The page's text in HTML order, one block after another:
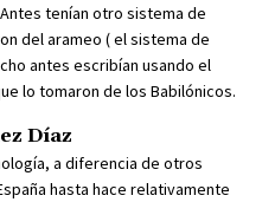
tenían otro sistema de
del arameo ( el sistema de
antes escribían usando el
lo tomaron de los Babilónicos.
Díaz
a diferencia de otros
hasta hace relativamente